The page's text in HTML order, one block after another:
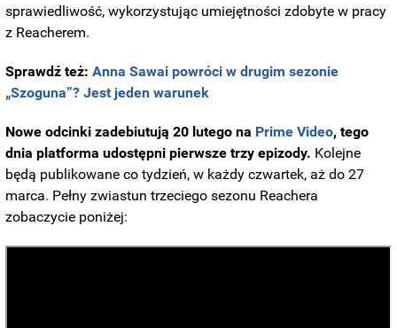
sprawiedliwość, wykorzystując umiejętności zdobyte w pracy
z Reacherem.
Sprawdź też:Anna Sawai powróci w drugim sezonie
„Szoguna”? Jest jeden warunek
Nowe odcinki zadebiutują 20 lutego na Prime Video, tego
dnia platforma udostępni pierwsze trzy epizody. Kolejne
będą publikowane co tydzień, w każdy czwartek, aż do 27
marca. Pełny zwiastun trzeciego sezonu Reachera
zobaczycie poniżej: